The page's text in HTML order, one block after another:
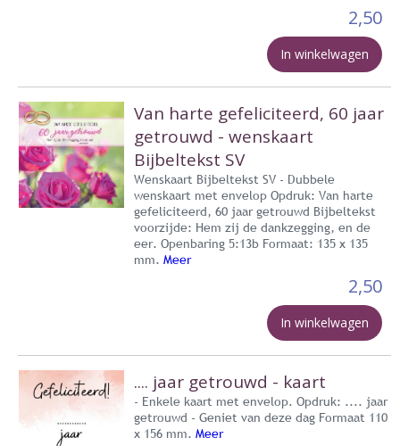
2,50
In winkelwagen
Van harte gefeliciteerd, 60 jaar
getrouwd - wenskaart
Bijbeltekst SV
Wenskaart Bijbeltekst SV - Dubbele
wenskaart met envelop Opdruk: Van harte
gefeliciteerd, 60 jaar getrouwd Bijbeltekst
voorzijde: Hem zij de dankzegging, en de
eer. Openbaring 5:13b Formaat: 135 x 135
mm. Meer
2,50
In winkelwagen
.... jaar getrouwd - kaart
- Enkele kaart met envelop. Opdruk: .... jaar
getrouwd - Geniet van deze dag Formaat 110
x 156 mm. Meer